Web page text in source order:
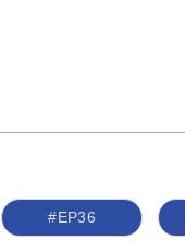
#ЕР36